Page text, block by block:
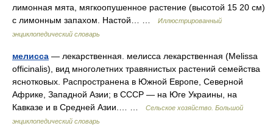
лимонная мята, мягкоопушенное растение (высотой 15 20 см)
с лимонным запахом. Настой… …
Иллюстрированный
энциклопедический словарь
мелисса — лекарственная. мелисса лекарственная (Melissa
officinalis), вид многолетних травянистых растений семейства
яснотковых. Распространена в Южной Европе, Северной
Африке, Западной Азии; в СССР — на Юге Украины, на
Кавказе и в Средней Азии.… …
Сельское хозяйство. Большой
энциклопедический словарь